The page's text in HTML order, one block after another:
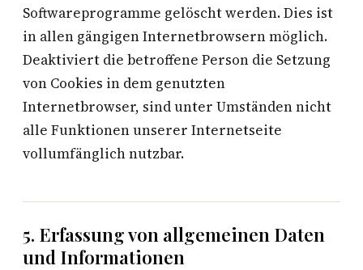
Softwareprogramme gelöscht werden. Dies ist
in allen gängigen Internetbrowsern möglich.
Deaktiviert die betroffene Person die Setzung
von Cookies in dem genutzten
Internetbrowser, sind unter Umständen nicht
alle Funktionen unserer Internetseite
vollumfänglich nutzbar.
5. Erfassung von allgemeinen Daten
und Informationen